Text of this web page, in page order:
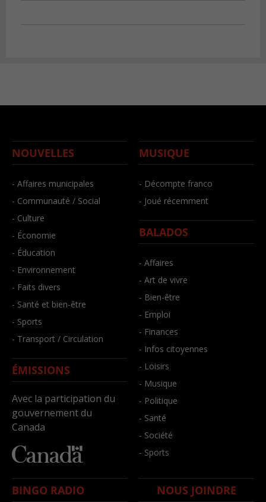
NOUVELLES
- Affaires municipales
- Communauté / Social
- Culture
- Économie
- Éducation
- Environnement
- Faits divers
- Santé et bien-être
- Sports
- Transport / Circulation
ÉMISSIONS
Avec la participation du
gouvernement du
Canada
MUSIQUE
- Décompte franco
- Joué récemment
BALADOS
- Affaires
- Art de vivre
- Bien-être
- Emploi
- Finances
- Infos citoyennes
- Loisirs
- Musique
- Politique
- Santé
- Société
- Sports
BINGO RADIO NOUS JOINDRE